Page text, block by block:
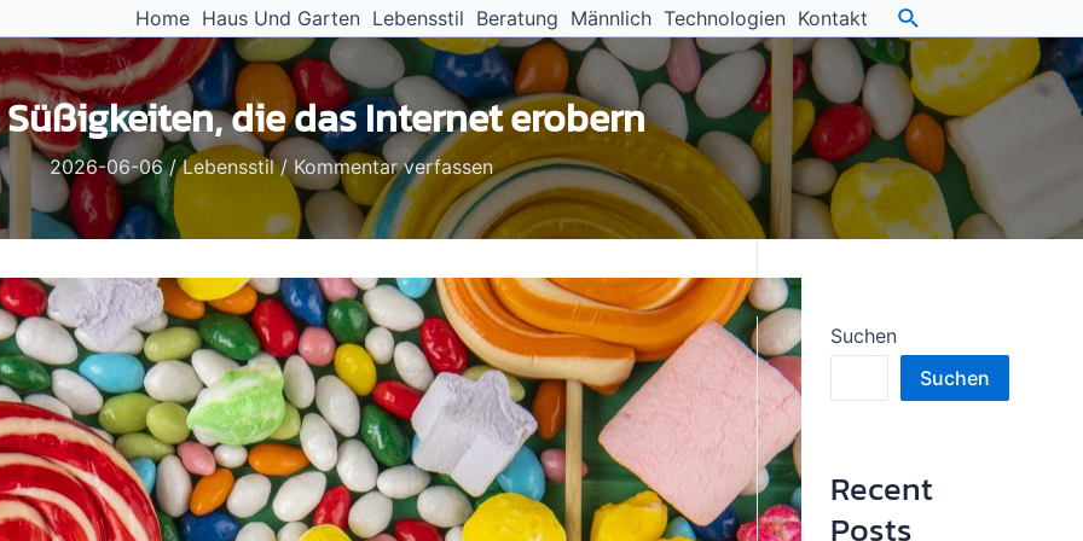
Home Haus Und Garten Lebensstil Beratung Männlich Technologien Kontakt
die das Internet erobern
2026-06-06/Lebensstil/Kommentar verfassen
Suchen
Suchen
Recent
Posts